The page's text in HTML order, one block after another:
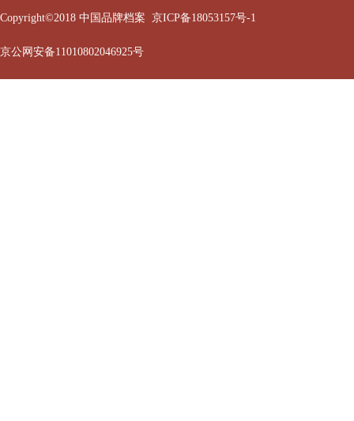
Copyright©2018 中国品牌档案 京ICP备18053157号-1
京公网安备11010802046925号